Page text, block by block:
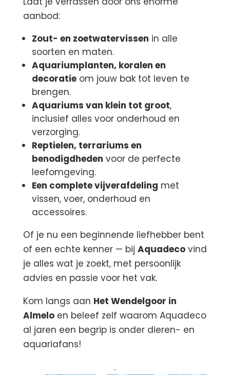
aanbod:
Zout- en zoetwatervissen in alle
soorten en maten.
Aquariumplanten, koralen en
decoratieom jouw bak tot leven te
brengen.
Aquariums van klein tot groot,
inclusief alles voor onderhoud en
verzorging.
Reptielen, terrariums en
benodigdheden voor de perfecte
leefomgeving.
Een complete vijverafdeling met
vissen, voer, onderhoud en
accessoires.
Of je nu een beginnende liefhebber bent
of een echte kenner — bij Aquadecovind
je alles wat je zoekt, met persoonlijk
advies en passie voor het vak.
Kom langs aan Het Wendelgoor in
Almeloen beleef zelf waarom Aquadeco
al jaren een begrip is onder dieren- en
aquariafans!
.